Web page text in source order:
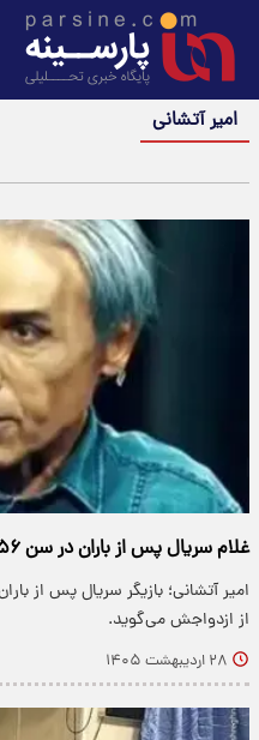
امیر آتشانی
غلام سریال پس از باران در سن ۵۶ سالگی ازدواج کرد/ویدیو
امیر آتشانی؛ بازیگر سریال پس از
از ازدواجش می‌گوید.
۲۸ اردیبهشت ۱۴۰۵